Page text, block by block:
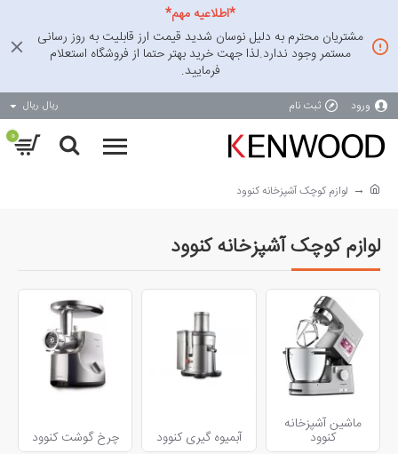
*اطلاعیه مهم*
مشتریان محترم به دلیل نوسان شدید قیمت ارز قابلیت به روز رسانی
مستمر وجود ندارد.لذا جهت خرید بهتر حتما از فروشگاه استعلام
فرمایید.
ورود ثبت نام ریال ریال
0
لوازم کوچک آشپزخانه کنوود
لوازم کوچک آشپزخانه کنوود
ماشین آشپزخانه
کنوود آبمیوه گیری کنوود چرخ گوشت کنوود